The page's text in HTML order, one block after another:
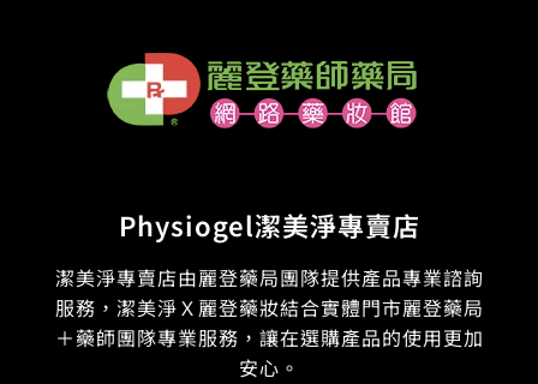
Physiogel潔美淨專賣店
潔美淨專賣店由麗登藥局團隊提供產品專業諮詢
服務，潔美淨Ｘ麗登藥妝結合實體門市麗登藥局
＋藥師團隊專業服務，讓在選購產品的使用更加
安心。